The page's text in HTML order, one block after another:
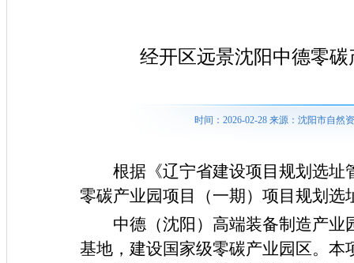
经开区远景沈阳中德零
时间：2026-02-28 来源：沈阳市自然
根据《辽宁省建设项目规划选
零碳产业园项目（一期）项目规划选
中德（沈阳）高端装备制造产业
基地，建设国家级零碳产业园区。本